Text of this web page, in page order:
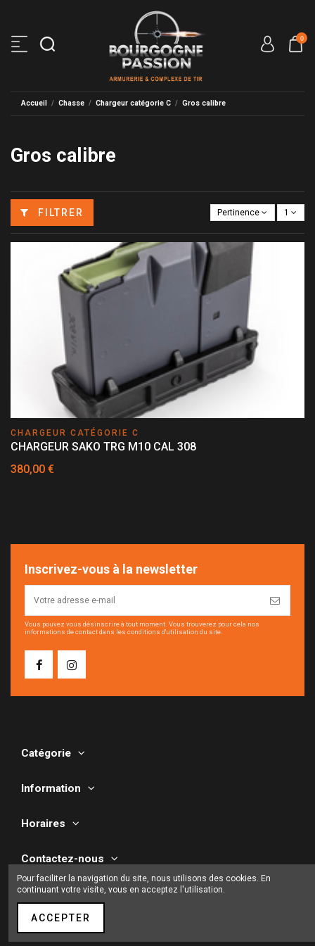
0
Accueil Chasse Chargeur catégorie C Gros calibre
Gros calibre
FILTRER Pertinence 1
CHARGEUR CATÉGORIE C
CHARGEUR SAKO TRG M10 CAL 308
380,00 €
Inscrivez-vous à la newsletter
Vous pouvez vous désinscrire à tout moment. Vous trouverez pour cela nos
informations de contact dans les conditions d'utilisation du site.
Catégorie
Information
Horaires
Contactez-nous
Pour faciliter la navigation du site, nous utilisons des cookies. En
continuant votre visite, vous en acceptez l'utilisation.
ACCEPTER